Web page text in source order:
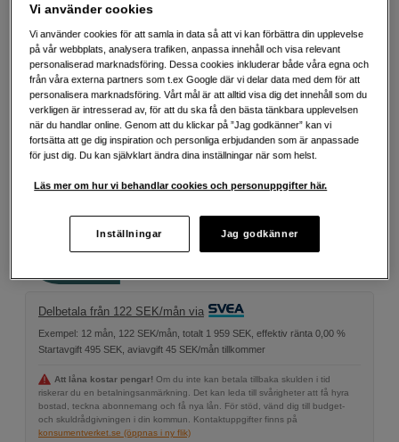
Välj färg
Silver Vit
919 SEK
Lägg i kundvagn
Delbetala från 122 SEK/mån via
Exempel: 12 mån, 122 SEK/mån, totalt 1 959 SEK, effektiv ränta 0,00 %
Startavgift 495 SEK, aviavgift 45 SEK/mån tillkommer
Att låna kostar pengar! Om du inte kan betala tillbaka skulden i tid
riskerar du en betalningsanmärkning. Det kan leda till svårigheter att få hyra
bostad, teckna abonnemang och få nya lån. För stöd, vänd dig till budget-
och skuldrådgivningen i din kommun. Kontaktuppgifter finns på
konsumentverket.se (öppnas i ny flik)
Vi använder cookies
Vi använder cookies för att samla in data så att vi kan förbättra din upplevelse
på vår webbplats, analysera trafiken, anpassa innehåll och visa relevant
personaliserad marknadsföring. Dessa cookies inkluderar både våra egna och
från våra externa partners som t.ex Google där vi delar data med dem för att
personalisera marknadsföring. Vårt mål är att alltid visa dig det innehåll som du
verkligen är intresserad av, för att du ska få den bästa tänkbara upplevelsen
när du handlar online. Genom att du klickar på ”Jag godkänner” kan vi
fortsätta att ge dig inspiration och personliga erbjudanden som är anpassade
för just dig. Du kan självklart ändra dina inställningar när som helst.
Läs mer om hur vi behandlar cookies och personuppgifter här.
Inställningar Jag godkänner